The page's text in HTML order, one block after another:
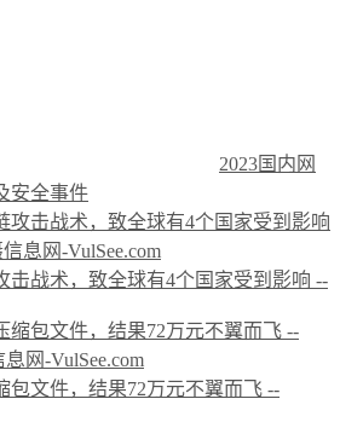
2023国内网
安全事件
击战术，致全球有4个国家受到影响 --
包文件，结果72万元不翼而飞 --